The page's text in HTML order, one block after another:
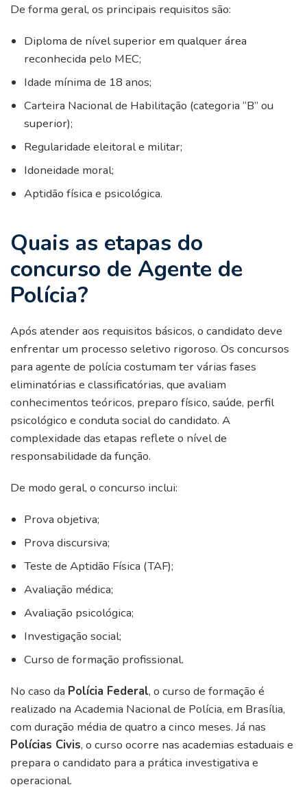
De forma geral, os principais requisitos são:
Diploma de nível superior em qualquer área
reconhecida pelo MEC;
Idade mínima de 18 anos;
Carteira Nacional de Habilitação (categoria “B” ou
superior);
Regularidade eleitoral e militar;
Idoneidade moral;
Aptidão física e psicológica.
Quais as etapas do
concurso de Agente de
Polícia?
Após atender aos requisitos básicos, o candidato deve
enfrentar um processo seletivo rigoroso. Os concursos
para agente de polícia costumam ter várias fases
eliminatórias e classificatórias, que avaliam
conhecimentos teóricos, preparo físico, saúde, perfil
psicológico e conduta social do candidato. A
complexidade das etapas reflete o nível de
responsabilidade da função.
De modo geral, o concurso inclui:
Prova objetiva;
Prova discursiva;
Teste de Aptidão Física (TAF);
Avaliação médica;
Avaliação psicológica;
Investigação social;
Curso de formação profissional.
No caso da Polícia Federal, o curso de formação é
realizado na Academia Nacional de Polícia, em Brasília,
com duração média de quatro a cinco meses. Já nas
Polícias Civis, o curso ocorre nas academias estaduais e
prepara o candidato para a prática investigativa e
operacional.